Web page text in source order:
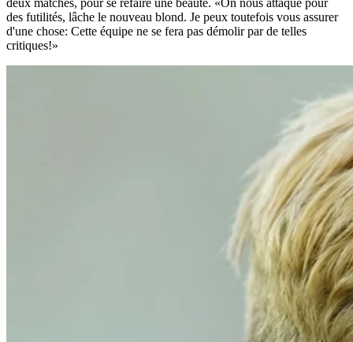
deux matches, pour se refaire une beauté. «On nous attaque pour
des futilités, lâche le nouveau blond. Je peux toutefois vous assurer
d'une chose: Cette équipe ne se fera pas démolir par de telles
critiques!»